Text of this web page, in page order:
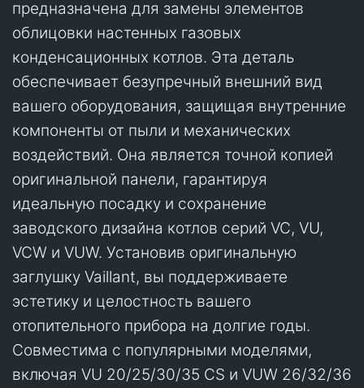
предназначена для замены элементов
облицовки настенных газовых
конденсационных котлов. Эта деталь
обеспечивает безупречный внешний вид
вашего оборудования, защищая внутренние
компоненты от пыли и механических
воздействий. Она является точной копией
оригинальной панели, гарантируя
идеальную посадку и сохранение
заводского дизайна котлов серий VC, VU,
VCW и VUW. Установив оригинальную
заглушку Vaillant, вы поддерживаете
эстетику и целостность вашего
отопительного прибора на долгие годы.
Совместима с популярными моделями,
включая VU 20/25/30/35 CS и VUW 26/32/36